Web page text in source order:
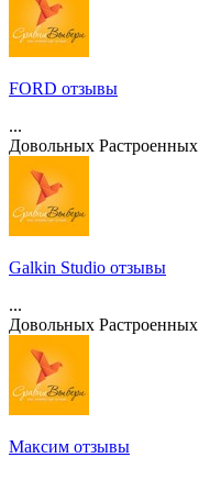
FORD отзывы
...
Довольных Растроенных
Galkin Studio отзывы
...
Довольных Растроенных
Максим отзывы